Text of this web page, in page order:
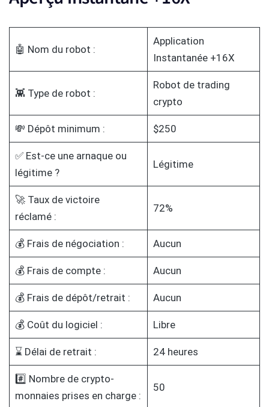
🤖 Nom du robot :
Application
Instantanée +16X
👾 Type de robot :
Robot de trading
crypto
💸 Dépôt minimum : $250
✅ Est-ce une arnaque ou
légitime ?
Légitime
🚀 Taux de victoire
réclamé :
72%
💰 Frais de négociation : Aucun
💰 Frais de compte : Aucun
💰 Frais de dépôt/retrait : Aucun
💰 Coût du logiciel : Libre
⌛ Délai de retrait : 24 heures
#️⃣ Nombre de crypto-
monnaies prises en charge :
50